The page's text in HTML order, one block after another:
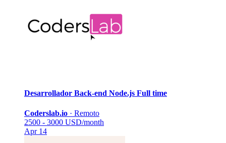
Desarrollador Back-end Node.js Full time
Coderslab.io · Remoto
2500 - 3000 USD/month
Apr 14